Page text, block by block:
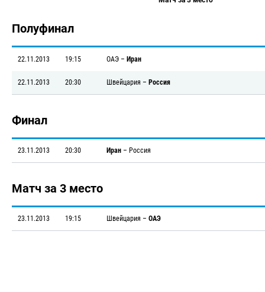
Полуфинал
22.11.2013 19:15 ОАЭ – Иран
22.11.2013 20:30 Швейцария – Россия
Финал
23.11.2013 20:30 Иран – Россия
Матч за 3 место
23.11.2013 19:15 Швейцария – ОАЭ